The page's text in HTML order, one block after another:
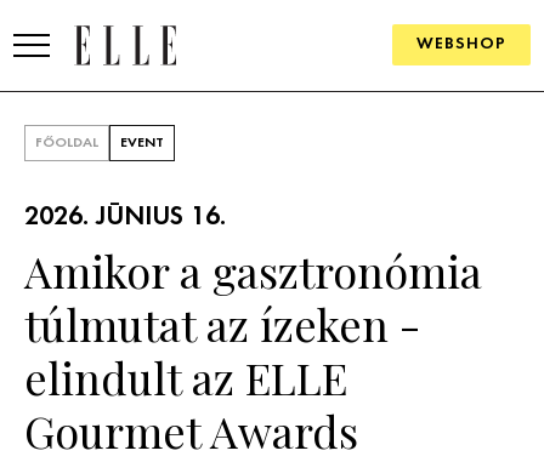
WEBSHOP
SZÉPSÉG
FŐOLDAL EVENT
2026. JÚNIUS 16.
Amikor a gasztronómia
túlmutat az ízeken -
elindult az ELLE
Gourmet Awards